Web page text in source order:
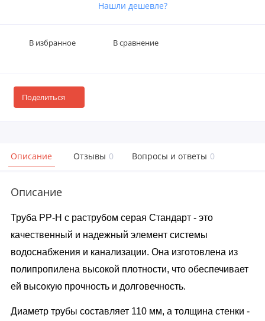
Нашли дешевле?
В избранное В сравнение
Поделиться
Описание Отзывы 0 Вопросы и ответы 0
Описание
Труба PP-H с раструбом серая Стандарт - это
качественный и надежный элемент системы
водоснабжения и канализации. Она изготовлена из
полипропилена высокой плотности, что обеспечивает
ей высокую прочность и долговечность.
Диаметр трубы составляет 110 мм, а толщина стенки -